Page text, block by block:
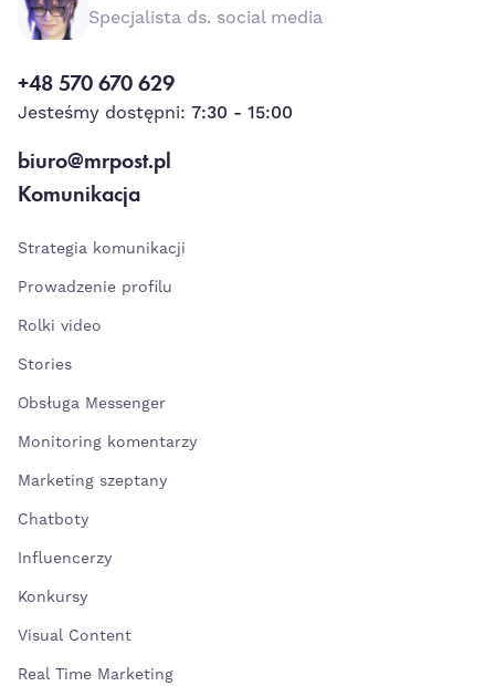
Specjalista ds. social media
+48 570 670 629
Jesteśmy dostępni: 7:30 - 15:00
biuro@mrpost.pl
Komunikacja
Strategia komunikacji
Prowadzenie profilu
Rolki video
Stories
Obsługa Messenger
Monitoring komentarzy
Marketing szeptany
Chatboty
Influencerzy
Konkursy
Visual Content
Real Time Marketing